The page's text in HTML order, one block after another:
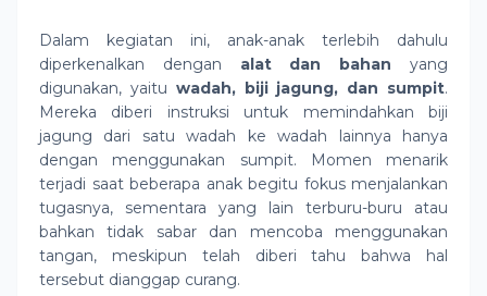
Dalam kegiatan ini, anak-anak terlebih dahulu
diperkenalkan dengan alat dan bahan yang
digunakan, yaitu wadah, biji jagung, dan sumpit.
Mereka diberi instruksi untuk memindahkan biji
jagung dari satu wadah ke wadah lainnya hanya
dengan menggunakan sumpit. Momen menarik
terjadi saat beberapa anak begitu fokus menjalankan
tugasnya, sementara yang lain terburu-buru atau
bahkan tidak sabar dan mencoba menggunakan
tangan, meskipun telah diberi tahu bahwa hal
tersebut dianggap curang.